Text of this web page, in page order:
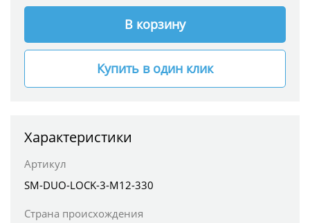
В корзину
Купить в один клик
Характеристики
Артикул
SM-DUO-LOCK-3-M12-330
Страна происхождения